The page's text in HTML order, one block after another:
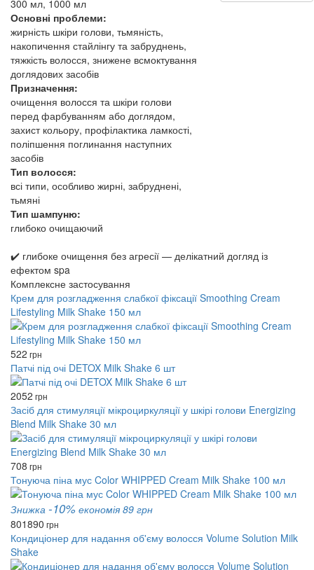
300 мл, 1000 мл
Основні проблеми:
жирність шкіри голови, тьмяність,
накопичення стайлінгу та забруднень,
тяжкість волосся, знижене всмоктування
доглядових засобів
Призначення:
очищення волосся та шкіри голови
перед фарбуванням або доглядом,
захист кольору, профілактика ламкості,
поліпшення поглинання наступних
засобів
Тип волосся:
всі типи, особливо жирні, забруднені,
тьмяні
Тип шампуню:
глибоко очищаючий
✔️ глибоке очищення без агресії — делікатний догляд із
ефектом spa
Комплексне застосування
Крем для розгладження слабкої фіксації Smoothing Cream
Lifestyling Milk Shake 150 мл
522 грн
Патчі під очі DETOX Milk Shake 6 шт
2052 грн
Засіб для стимуляції мікроциркуляції у шкірі голови Energizing
Blend Milk Shake 30 мл
708 грн
Тонуюча піна мус Color WHIPPED Cream Milk Shake 100 мл
Знижка -10% економія 89 грн
801890 грн
Кондиціонер для надання об'єму волосся Volume Solution Milk
Shake